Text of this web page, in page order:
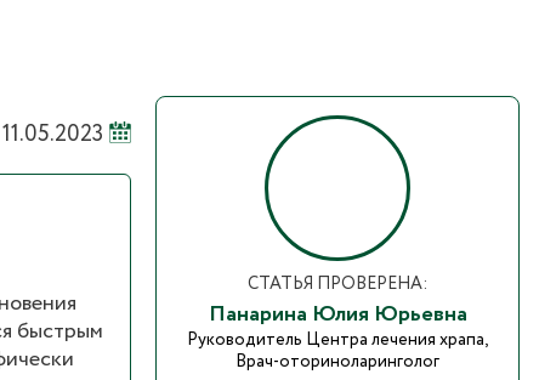
быстрым
СТАТЬЯ ПРОВЕРЕНА:
Панарина Юлия Юрьевна
Руководитель Центра лечения храпа,
Врач-оториноларинголог